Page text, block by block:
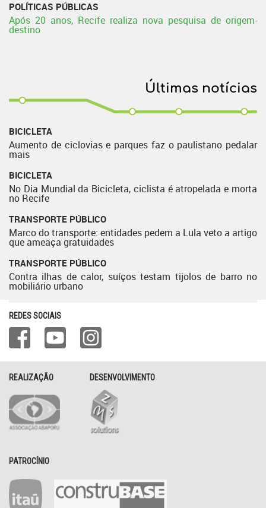
POLÍTICAS PÚBLICAS
Após 20 anos, Recife realiza nova pesquisa de origem-
destino
Últimas notícias
BICICLETA
Aumento de ciclovias e parques faz o paulistano pedalar
mais
BICICLETA
No Dia Mundial da Bicicleta, ciclista é atropelada e morta
no Recife
TRANSPORTE PÚBLICO
Marco do transporte: entidades pedem a Lula veto a artigo
que ameaça gratuidades
TRANSPORTE PÚBLICO
Contra ilhas de calor, suíços testam tijolos de barro no
mobiliário urbano
REDES SOCIAIS
REALIZAÇÃO DESENVOLVIMENTO
PATROCÍNIO